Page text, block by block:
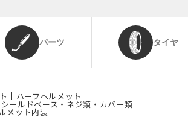
ハーフヘルメット
シールドベース・ネジ類・カバー類
メット内装
パーツ タイヤ